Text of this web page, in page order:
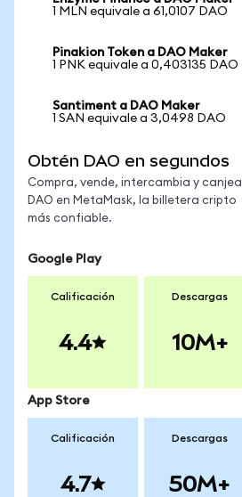
1 MLN equivale a 61,0107 DAO
Pinakion Token a DAO Maker
1 PNK equivale a 0,403135 DAO
Santiment a DAO Maker
1 SAN equivale a 3,0498 DAO
Obtén DAO en segundos
Compra, vende, intercambia y canjea
DAO en MetaMask, la billetera cripto
más confiable.
Google Play
Calificación
4.4
Descargas
10M+
App Store
Calificación
4.7
Descargas
50M+